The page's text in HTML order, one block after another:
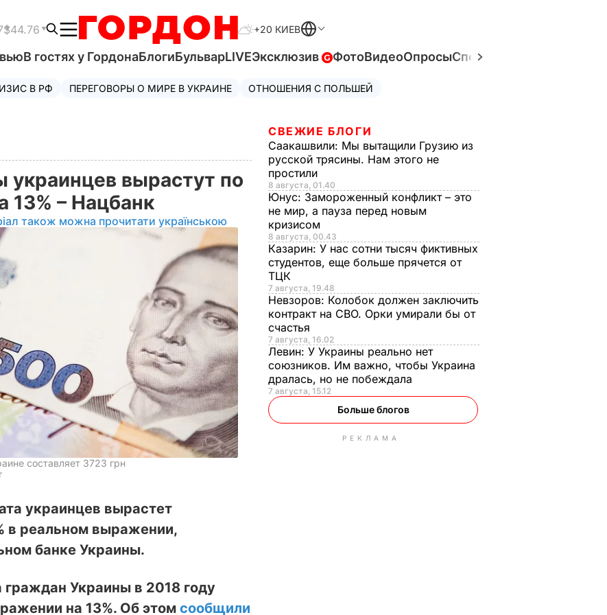
$44.76 +20 КИЕВ
В гостях у ГордонаБлогиБульварLIVEЭксклюзив ФотоВидеоОпросыСпецпроекты
В РФ ПЕРЕГОВОРЫ О МИРЕ В УКРАИНЕ ОТНОШЕНИЯ С ПОЛЬШЕЙ
украинцев вырастут по
13% – Нацбанк
також можна прочитати українською
составляет 3723 грн
украинцев вырастет
в реальном выражении,
банке Украины.
граждан Украины в 2018 году
на 13%. Об этом сообщили
СВЕЖИЕ БЛОГИ
Саакашвили: Мы вытащили Грузию из
русской трясины. Нам этого не
простили
8 августа, 01.40
Юнус: Замороженный конфликт – это
не мир, а пауза перед новым
кризисом
8 августа, 00.43
Казарин: У нас сотни тысяч фиктивных
студентов, еще больше прячется от
ТЦК
7 августа, 19.48
Невзоров: Колобок должен заключить
контракт на СВО. Орки умирали бы от
счастья
7 августа, 16.02
Левин: У Украины реально нет
союзников. Им важно, чтобы Украина
дралась, но не побеждала
7 августа, 15.12
Больше блогов
РЕКЛАМА